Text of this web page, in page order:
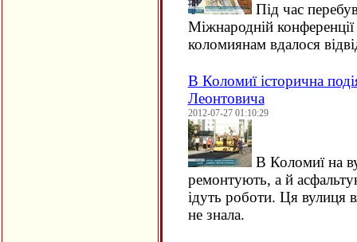
Під час
Міжнародній
коломиянам вдалося
В Коломиї історична
Леонтовича
2012-07-27 01:10:29
В Коломиї на
ремонтують, а й
ідуть роботи. Ця вулиця
не знала.